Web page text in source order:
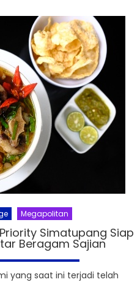
Megapolitan
Simatupang Siap
Beragam Sajian
yang saat ini terjadi telah